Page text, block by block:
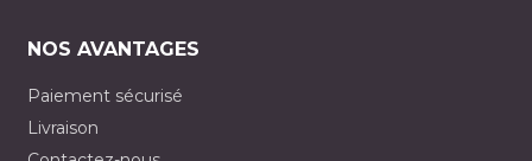
NOS AVANTAGES
Paiement sécurisé
Livraison